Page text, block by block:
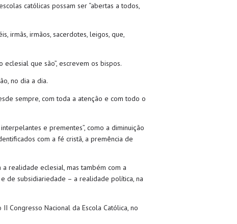
católicas possam ser “abertas a todos,
irmãs, irmãos, sacerdotes, leigos, que,
que são”, escrevem os bispos.
no dia a dia.
sempre, com toda a atenção e com todo o
e prementes”, como a diminuição
com a fé cristã, a premência de
realidade eclesial, mas também com a
de subsidiariedade – a realidade política, na
Congresso Nacional da Escola Católica, no